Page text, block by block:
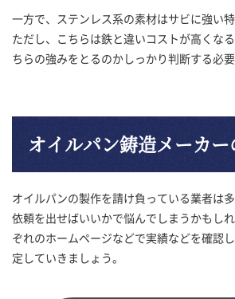
一方で、ステンレス系の素材はサビに強い特
ただし、こちらは鉄と違いコストが高くな
ちらの強みをとるのかしっかり判断する必要
オイルパン鋳造メーカ
オイルパンの製作を請け負っている業者は
依頼を出せばいいかで悩んでしまうかもし
ぞれのホームページなどで実績などを確認
定していきましょう。